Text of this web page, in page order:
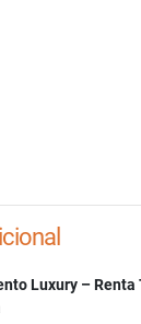
Luxury – Renta